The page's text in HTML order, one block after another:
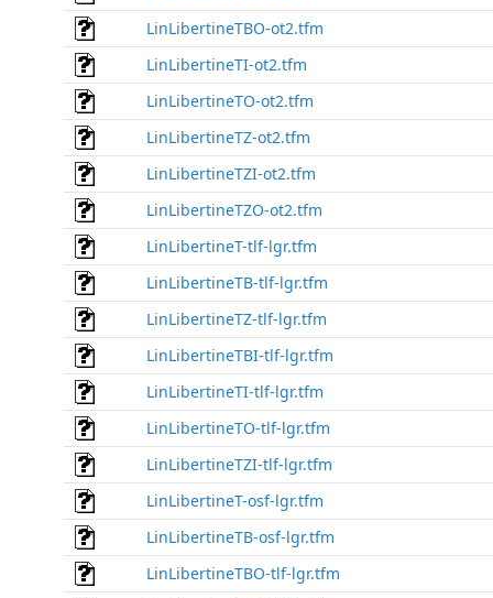
LinLibertineTBO-ot2.tfm
LinLibertineTI-ot2.tfm
LinLibertineTO-ot2.tfm
LinLibertineTZ-ot2.tfm
LinLibertineTZI-ot2.tfm
LinLibertineTZO-ot2.tfm
LinLibertineT-tlf-lgr.tfm
LinLibertineTB-tlf-lgr.tfm
LinLibertineTZ-tlf-lgr.tfm
LinLibertineTBI-tlf-lgr.tfm
LinLibertineTI-tlf-lgr.tfm
LinLibertineTO-tlf-lgr.tfm
LinLibertineTZI-tlf-lgr.tfm
LinLibertineT-osf-lgr.tfm
LinLibertineTB-osf-lgr.tfm
LinLibertineTBO-tlf-lgr.tfm